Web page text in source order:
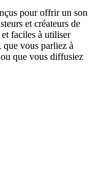
pour offrir un son
et créateurs de
faciles à utiliser
que vous parliez à
que vous diffusiez